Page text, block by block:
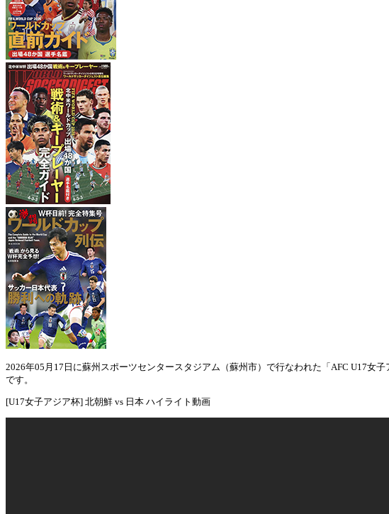
2026年05月17日に蘇州スポーツセンタースタジアム（蘇州市）で行なわれた「AFC U17女
です。
[U17女子アジア杯] 北朝鮮 vs 日本 ハイライト動画